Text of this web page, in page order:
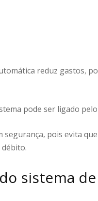
reduz gastos,
pode ser ligado
segurança, pois evita
sistema